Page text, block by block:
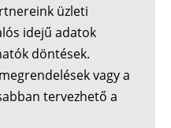
üzleti
idejű adatok
döntések.
vagy a
tervezhető a